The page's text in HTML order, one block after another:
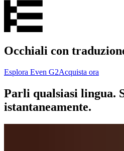
Occhiali con
Esplora Even G2Acquista ora
Parli qualsiasi lingua.
istantaneamente.